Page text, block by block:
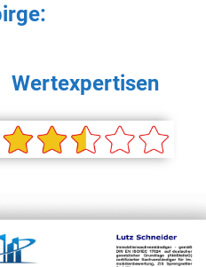
:
Wertexpertisen